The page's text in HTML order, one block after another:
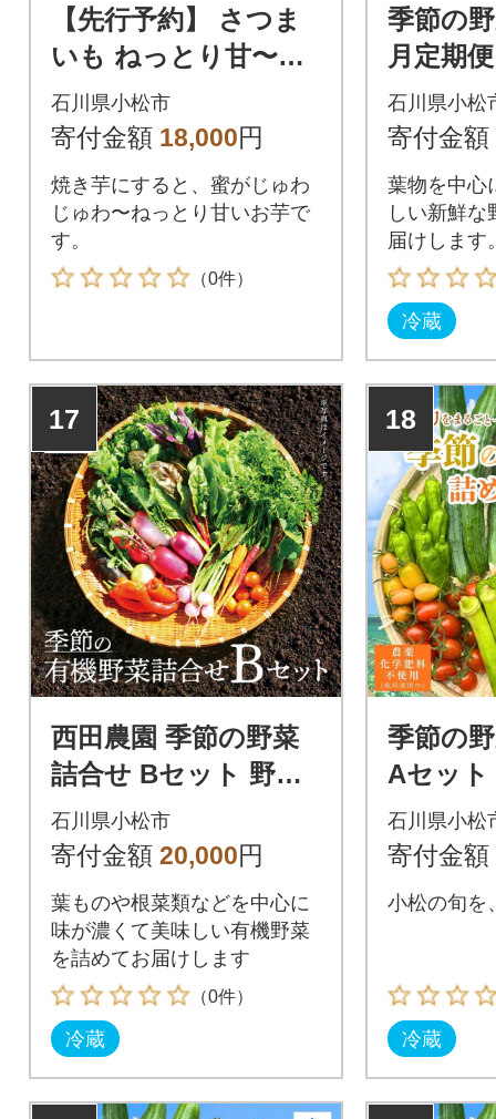
【先行予約】 さつま
いも ねっとり甘〜い
おいもさん (紅はる
か)サツマイモ 5kg
石川県小松市
寄付金額 18,000円
焼き芋にすると、蜜がじゅわ
じゅわ〜ねっとり甘いお芋で
す。
（0件）
季節の
月定期
箱
目安)【
石川県小松
寄付金額
葉物を中心
しい新鮮な
届けします
冷蔵
17
西田農園 季節の野菜
詰合せ Bセット 野菜
食べ比べ 旬の野菜セ
ット
石川県小松市
寄付金額 20,000円
葉ものや根菜類などを中心に
味が濃くて美味しい有機野菜
を詰めてお届けします
（0件）
冷蔵
18
季節の
Aセット
べ 旬の
ト
石川県小松
寄付金額
小松の旬を
冷蔵